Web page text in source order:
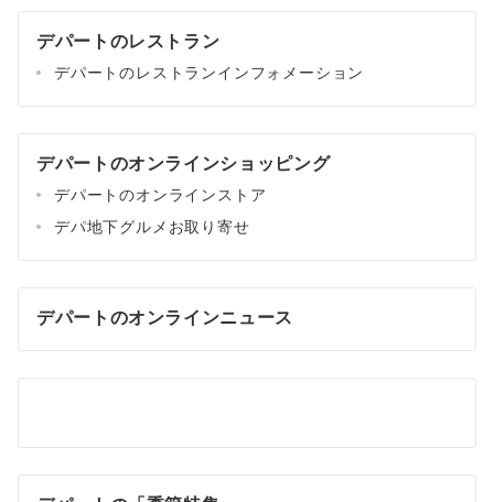
デパートのレストラン
デパートのレストランインフォメーション
デパートのオンラインショッピング
デパートのオンラインストア
デパ地下グルメお取り寄せ
デパートのオンラインニュース